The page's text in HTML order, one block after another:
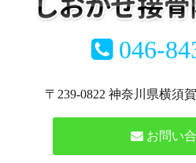
046-
〒239-0822 神奈川県横須
お問い